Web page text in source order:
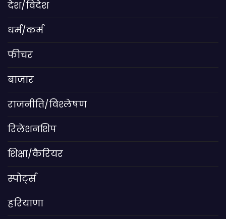
देश/विदेश
धर्म/कर्म
फीचर
बाजार
राजनीति/विश्लेषण
रिलेशनशिप
शिक्षा/कैरियर
स्पोर्ट्स
हरियाणा